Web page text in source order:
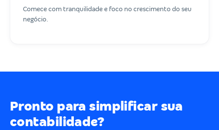
Comece com tranquilidade e foco no crescimento do seu
negócio.
Pronto para simplificar sua
contabilidade?